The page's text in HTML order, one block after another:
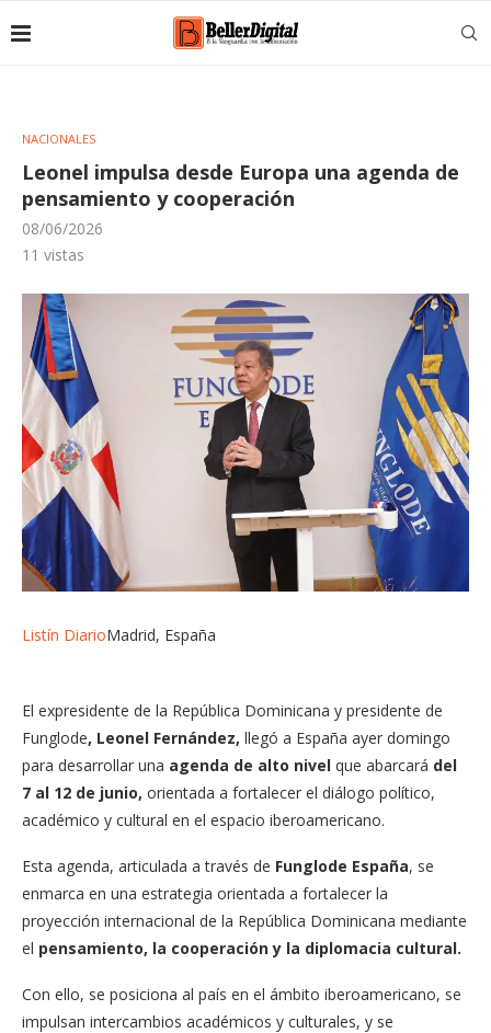
NACIONALES
Leonel impulsa desde Europa una agenda de
pensamiento y cooperación
08/06/2026
11 vistas
Listín DiarioMadrid, España
El expresidente de la República Dominicana y presidente de
Funglode, Leonel Fernández, llegó a España ayer domingo
para desarrollar una agenda de alto nivel que abarcará del
7 al 12 de junio, orientada a fortalecer el diálogo político,
académico y cultural en el espacio iberoamericano.
Esta agenda, articulada a través de Funglode España, se
enmarca en una estrategia orientada a fortalecer la
proyección internacional de la República Dominicana mediante
el pensamiento, la cooperación y la diplomacia cultural.
Con ello, se posiciona al país en el ámbito iberoamericano, se
impulsan intercambios académicos y culturales, y se